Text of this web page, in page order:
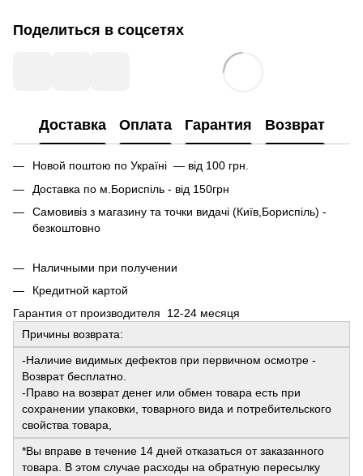
Поделиться в соцсетях
Доставка Оплата Гарантия Возврат
Новой поштою по Україні — від 100 грн.
Доставка по м.Бориспіль - від 150грн
Самовивіз з магазину та точки видачі (Київ,Бориспіль) -
безкоштовно
Наличными при получении
Кредитной картой
Гарантия от производителя 12-24 месяця
Причины возврата:
-Наличие видимых дефектов при первичном осмотре -
Возврат бесплатно.
-Право на возврат денег или обмен товара есть при
сохранении упаковки, товарного вида и потребительского
свойства товара,
*Вы вправе в течение 14 дней отказаться от заказанного
товара. В этом случае расходы на обратную пересылку